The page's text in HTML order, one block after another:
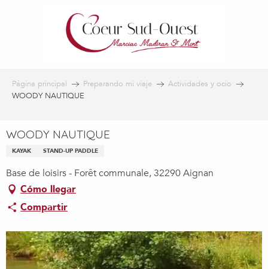
Página principal Preparando mi viaje
Actividades y ocio
WOODY NAUTIQUE
WOODY NAUTIQUE
KAYAK STAND-UP PADDLE
Base de loisirs - Forêt communale, 32290 Aignan
Cómo llegar
Compartir